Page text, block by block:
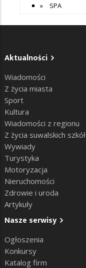
SPA
Aktualności
Wiadomości
Z życia miasta
Sport
Kultura
Wiadomości z regionu
Z życia suwalskich szkół
Wywiady
Turystyka
Motoryzacja
Nieruchomości
Zdrowie i uroda
Artykuły
Nasze serwisy
Ogłoszenia
Konkursy
Katalog firm